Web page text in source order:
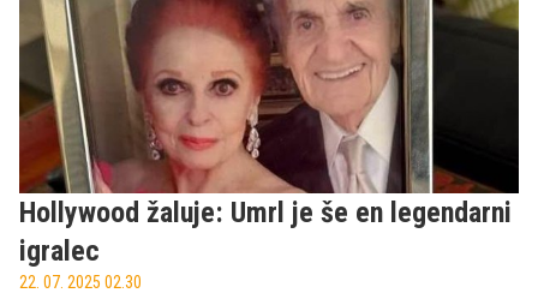
Hollywood žaluje: Umrl je še en legendarni
igralec
22. 07. 2025 02.30